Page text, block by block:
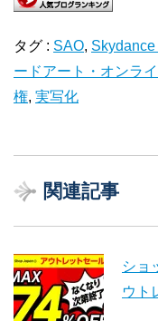
タグ : SAO,
ードアート・オンラ
権, 実写化
関連記事
ショ
ウト